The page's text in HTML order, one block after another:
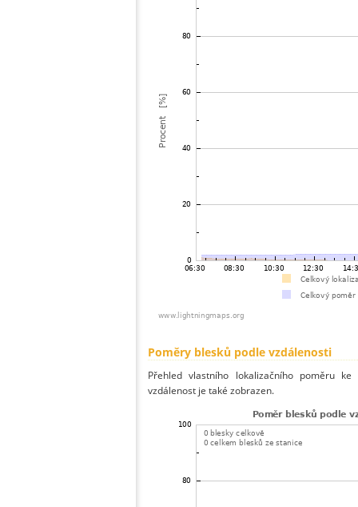
Poměry blesků podle vzdálenosti
Přehled vlastního lokalizačního poměru
vzdálenost je také zobrazen.